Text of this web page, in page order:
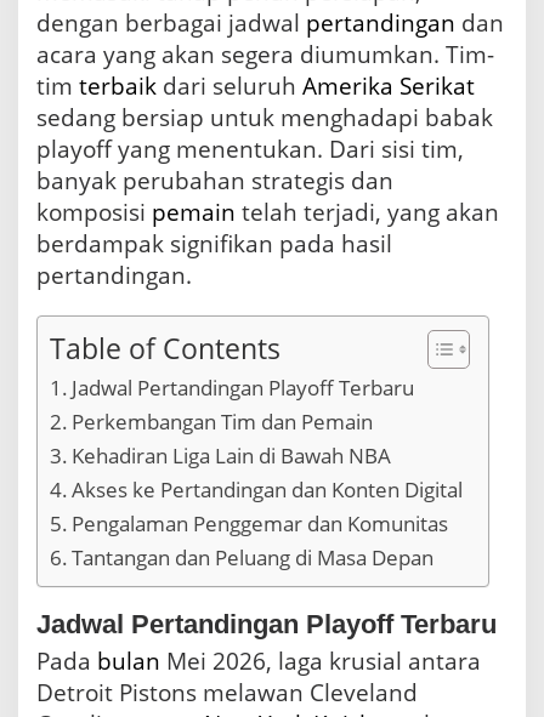
t
u
k
M
s
i
m
l
a
f
f
s
dengan berbagai jadwal pertandingan dan
acara yang akan segera diumumkan. Tim-
tim terbaik dari seluruh Amerika Serikat
sedang bersiap untuk menghadapi babak
playoff yang menentukan. Dari sisi tim,
banyak perubahan strategis dan
komposisi pemain telah terjadi, yang akan
berdampak signifikan pada hasil
pertandingan.
Table of Contents
Jadwal Pertandingan Playoff Terbaru
Perkembangan Tim dan Pemain
Kehadiran Liga Lain di Bawah NBA
Akses ke Pertandingan dan Konten Digital
Pengalaman Penggemar dan Komunitas
Tantangan dan Peluang di Masa Depan
Jadwal Pertandingan Playoff Terbaru
Pada bulan Mei 2026, laga krusial antara
Detroit Pistons melawan Cleveland